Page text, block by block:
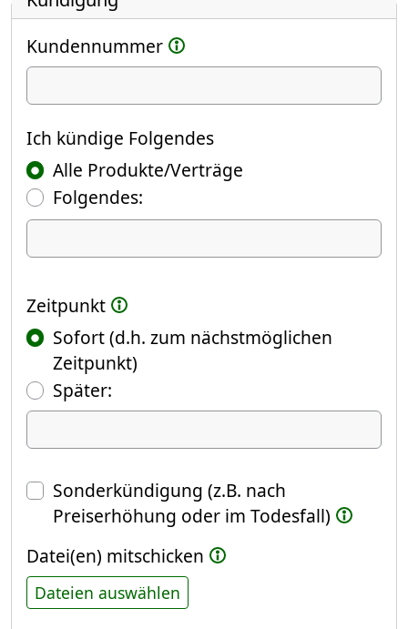
Kundennummer
Ich kündige
Ich kündige Folgendes
Alle Produkte/Verträge
Folgendes:
Ich kündige Folgendes
Zeitpunkt
Sofort (d.h. zum nächstmöglichen
Zeitpunkt)
Später:(Fokus springt automatisch ins
Datum
Sonderkündigung (z.B. nach
Preiserhöhung oder im Todesfall)
Datei(en) mitschicken
Dateien auswählen